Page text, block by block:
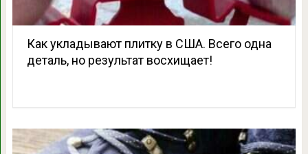
Как укладывают плитку в США. Всего одна
деталь, но результат восхищает!